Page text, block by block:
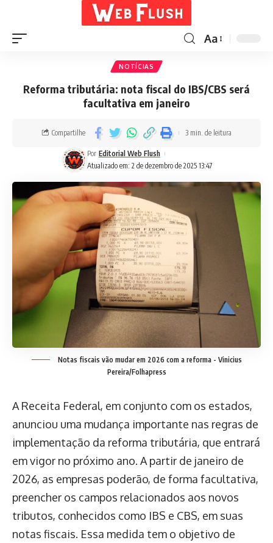
Aa
NOTÍCIAS
Reforma tributária: nota fiscal do IBS/CBS será
facultativa em janeiro
Atualizado em: 2 de dezembro de 2025 13:47
Por Editorial Web Flush
Compartilhe 3 min. de leitura
Notas fiscais vão mudar em 2026 com a reforma - Vinicius
Pereira/Folhapress
A Receita Federal, em conjunto com os estados,
anunciou uma mudança importante nas regras de
implementação da reforma tributária, que entrará
em vigor no próximo ano. A partir de janeiro de
2026, as empresas poderão, de forma facultativa,
preencher os campos relacionados aos novos
tributos, conhecidos como IBS e CBS, em suas
notas fiscais. Essa medida tem o objetivo de